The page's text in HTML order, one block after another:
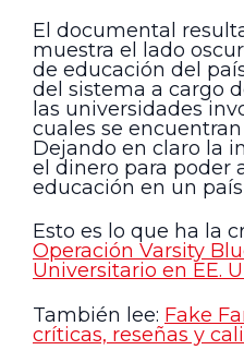
El documental
muestra el lado
de educación del
del sistema a cargo
las universidades
cuales se encuentran
Dejando en claro la
el dinero para poder
educación en un
Esto es lo que ha la
Operación Varsity
Universitario en EE.
También lee: Fake
críticas, reseñas y